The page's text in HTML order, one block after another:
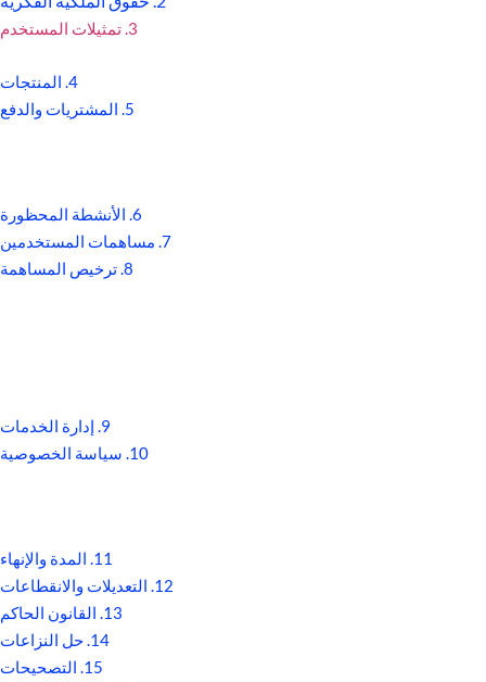
3. تمثيلات المستخدم
4. المنتجات
5. المشتريات والدفع
6. الأنشطة المحظورة
7. مساهمات المستخدمين
8. ترخيص المساهمة
9. إدارة الخدمات
10. سياسة الخصوصية
11. المدة والإنهاء
12. التعديلات والانقطاعات
13. القانون الحاكم
14. حل النزاعات
15. التصحيحات